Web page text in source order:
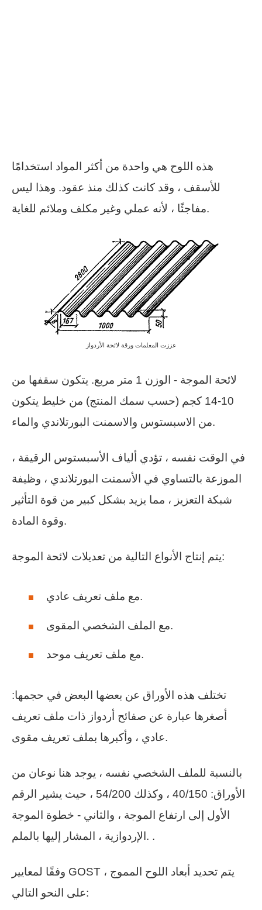
هذه اللوح هي واحدة من أكثر المواد استخدامًا
للأسقف ، وقد كانت كذلك منذ عقود. وهذا ليس
مفاجئًا ، لأنه عملي وغير مكلف وملائم للغاية.
عززت المعلمات ورقة لائحة الأردواز
لائحة الموجة - الوزن 1 متر مربع. يتكون سقفها من
10-14 كجم (حسب سمك المنتج) من خليط يتكون
من الاسبستوس والاسمنت البورتلاندي والماء.
في الوقت نفسه ، تؤدي ألياف الأسبستوس الرقيقة ،
الموزعة بالتساوي في الأسمنت البورتلاندي ، وظيفة
شبكة التعزيز ، مما يزيد بشكل كبير من قوة التأثير
وقوة المادة.
يتم إنتاج الأنواع التالية من تعديلات لائحة الموجة:
مع ملف تعريف عادي.
مع الملف الشخصي المقوى.
مع ملف تعريف موحد.
تختلف هذه الأوراق عن بعضها البعض في حجمها:
أصغرها عبارة عن صفائح أردواز ذات ملف تعريف
عادي ، وأكبرها بملف تعريف مقوى.
بالنسبة للملف الشخصي نفسه ، يوجد هنا نوعان من
الأوراق: 40/150 ، وكذلك 54/200 ، حيث يشير الرقم
الأول إلى ارتفاع الموجة ، والثاني - خطوة الموجة
الإردوازية ، المشار إليها بالملم. .
وفقًا لمعايير GOST ، يتم تحديد أبعاد اللوح المموج
على النحو التالي: